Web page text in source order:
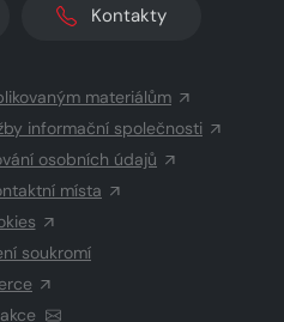
Kontakty
materiálům
informační společnosti
osobních údajů
místa
soukromí